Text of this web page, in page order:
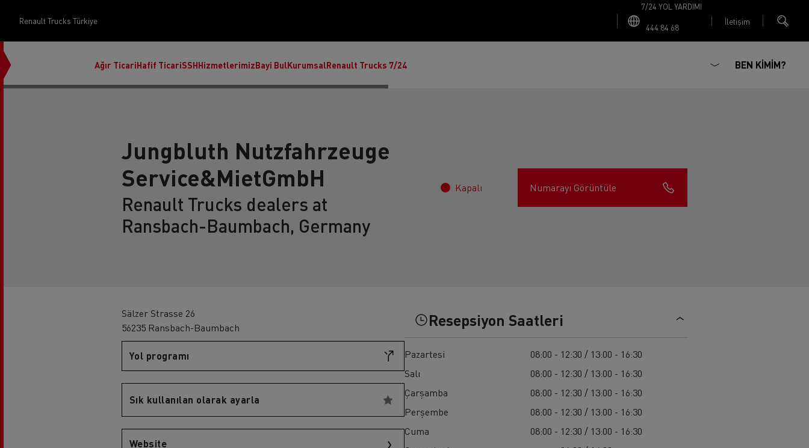
Renault Trucks Türkiye
7/24 YOL YARDIMI
444 84 68
İletişim
Ağır Ticari
Renault Trucks D
Hafif TicariSSHHizmetlerimizBayi BulKurumsalRenault Trucks 7/24 BEN KİMİM?
Jungbluth Nutzfahrzeuge
Service&MietGmbH
Renault Trucks dealers at
Ransbach-Baumbach, Germany
Kapalı Numarayı Görüntüle
Sälzer Strasse 26
56235 Ransbach-Baumbach
Yol programı
Sık kullanılan olarak ayarla
Website
Resepsiyon Saatleri
Pazartesi
08:00 - 12:30 / 13:00 - 16:30
Salı
08:00 - 12:30 / 13:00 - 16:30
Çarşamba
08:00 - 12:30 / 13:00 - 16:30
Perşembe
08:00 - 12:30 / 13:00 - 16:30
Cuma
08:00 - 12:30 / 13:00 - 16:30